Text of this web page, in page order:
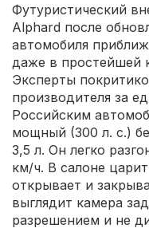
Футуристический
Alphard после
автомобиля
даже в простейшей
Эксперты
производителя за
Российским
мощный (300 л. с.)
3,5 л. Он легко
км/ч. В салоне
открывает и
выглядит камера
разрешением и не